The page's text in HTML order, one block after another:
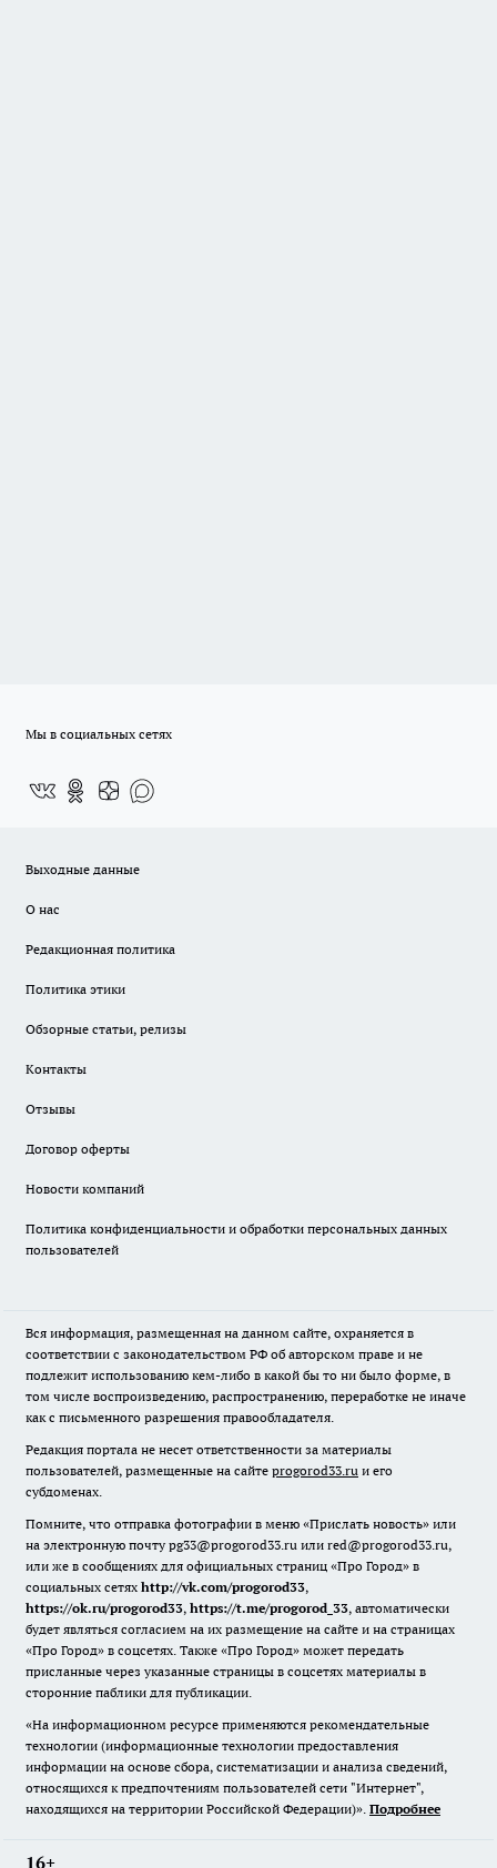
Мы в социальных сетях
Выходные данные
О нас
Редакционная политика
Политика этики
Обзорные статьи, релизы
Контакты
Отзывы
Договор оферты
Новости компаний
Политика конфиденциальности и обработки персональных данных
пользователей
Вся информация, размещенная на данном сайте, охраняется в
соответствии с законодательством РФ об авторском праве и не
подлежит использованию кем-либо в какой бы то ни было форме, в
том числе воспроизведению, распространению, переработке не иначе
как с письменного разрешения правообладателя.
Редакция портала не несет ответственности за материалы
пользователей, размещенные на сайте progorod33.ru и его
субдоменах.
Помните, что отправка фотографии в меню «Прислать новость» или
на электронную почту pg33@progorod33.ru или red@progorod33.ru,
или же в сообщениях для официальных страниц «Про Город» в
социальных сетях http://vk.com/progorod33,
https://ok.ru/progorod33, https://t.me/progorod_33, автоматически
будет являться согласием на их размещение на сайте и на страницах
«Про Город» в соцсетях. Также «Про Город» может передать
присланные через указанные страницы в соцсетях материалы в
сторонние паблики для публикации.
«На информационном ресурсе применяются рекомендательные
технологии (информационные технологии предоставления
информации на основе сбора, систематизации и анализа сведений,
относящихся к предпочтениям пользователей сети "Интернет",
находящихся на территории Российской Федерации)». Подробнее
16+